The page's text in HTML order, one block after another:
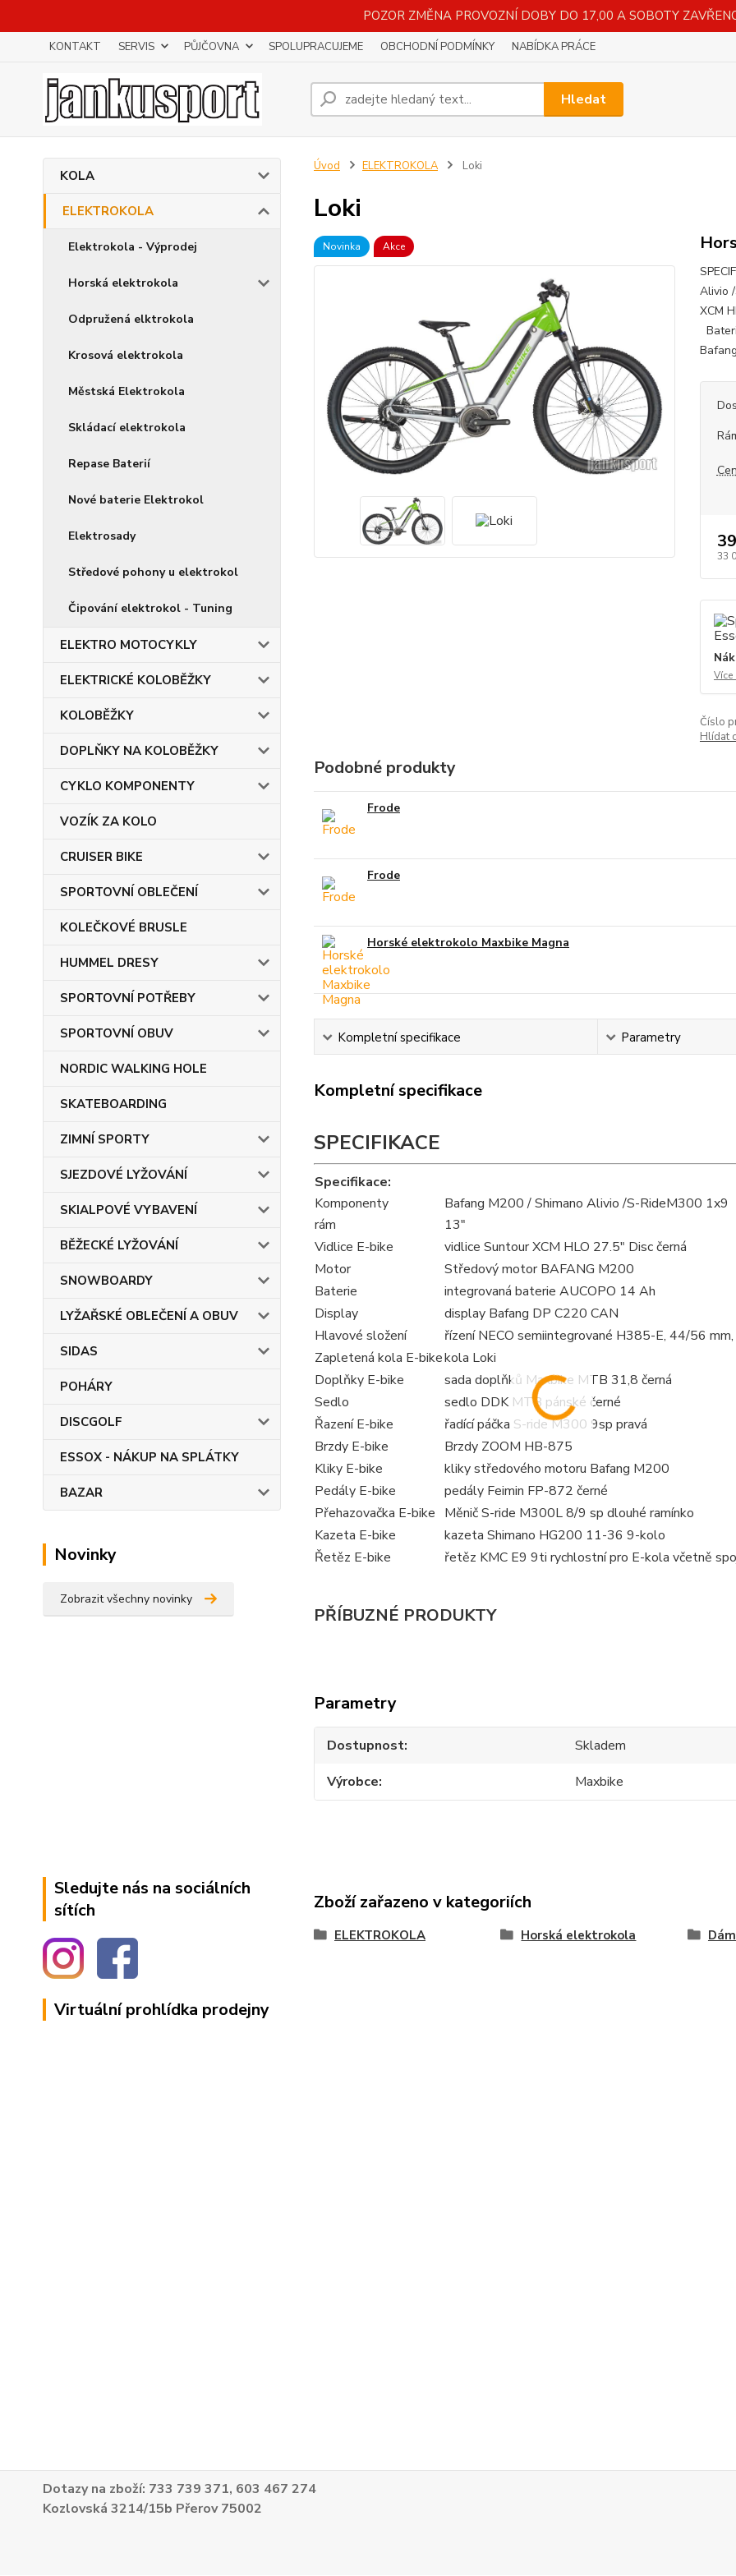
POZOR ZMĚNA PROVOZNÍ DOBY DO 17,00 A SOBOTY
KONTAKT SERVIS PŮJČOVNA SPOLUPRACUJEME OBCHODNÍ PODMÍNKY NABÍDKA PRÁCE
Hledat
KOLA
ELEKTROKOLA
Elektrokola - Výprodej
Horská elektrokola
Odpružená elktrokola
Krosová elektrokola
Městská Elektrokola
Skládací elektrokola
Repase Baterií
Nové baterie Elektrokol
Elektrosady
Středové pohony u elektrokol
Čipování elektrokol - Tuning
ELEKTRO MOTOCYKLY
ELEKTRICKÉ KOLOBĚŽKY
KOLOBĚŽKY
DOPLŇKY NA KOLOBĚŽKY
CYKLO KOMPONENTY
VOZÍK ZA KOLO
CRUISER BIKE
SPORTOVNÍ OBLEČENÍ
KOLEČKOVÉ BRUSLE
HUMMEL DRESY
SPORTOVNÍ POTŘEBY
SPORTOVNÍ OBUV
NORDIC WALKING HOLE
SKATEBOARDING
ZIMNÍ SPORTY
SJEZDOVÉ LYŽOVÁNÍ
SKIALPOVÉ VYBAVENÍ
BĚŽECKÉ LYŽOVÁNÍ
SNOWBOARDY
LYŽAŘSKÉ OBLEČENÍ A OBUV
SIDAS
POHÁRY
DISCGOLF
ESSOX - NÁKUP NA SPLÁTKY
BAZAR
Novinky
Zobrazit všechny novinky
Sledujte nás na sociálních
sítích
Virtuální prohlídka prodejny
Úvod ELEKTROKOLA Loki
Loki
Novinka Akce
Alivio
XCM
33
Číslo
Hlídat
Podobné produkty
Frode
Frode
Horské elektrokolo Maxbike Magna
Kompletní specifikace Parametry
Kompletní specifikace
SPECIFIKACE
Specifikace:
Komponenty
Bafang M200 / Shimano Alivio /S-RideM300 1x9
rám
13"
Vidlice E-bike
vidlice Suntour XCM HLO 27.5" Disc černá
Motor
Středový motor BAFANG M200
Baterie
integrovaná baterie AUCOPO 14 Ah
Display
display Bafang DP C220 CAN
Hlavové složení
řízení NECO semiintegrované H385-E, 44/56
Zapletená kola E-bikekola Loki
Doplňky E-bike
sada doplňků Maxbike MTB 31,8 černá
Sedlo
sedlo DDK MTB pánské černé
Řazení E-bike
řadící páčka S-ride M300 9sp pravá
Brzdy E-bike
Brzdy ZOOM HB-875
Kliky E-bike
kliky středového motoru Bafang M200
Pedály E-bike
pedály Feimin FP-872 černé
Přehazovačka E-bike Měnič S-ride M300L 8/9 sp dlouhé ramínko
Kazeta E-bike
kazeta Shimano HG200 11-36 9-kolo
Řetěz E-bike
řetěz KMC E9 9ti rychlostní pro E-kola včetně
PŘÍBUZNÉ PRODUKTY
Parametry
Dostupnost
Skladem
Výrobce
Maxbike
Zboží zařazeno v kategoriích
ELEKTROKOLA Horská elektrokola
Dotazy na zboží: 733 739 371, 603 467 274
Kozlovská 3214/15b Přerov 75002